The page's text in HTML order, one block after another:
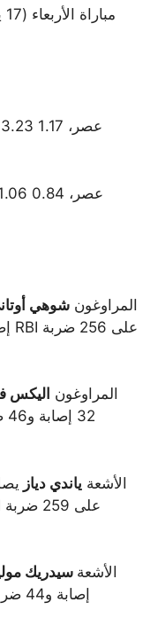
المراوغون شوهي
المراوغون اليكس
الأشعة ياندي دياز
الأشعة سيدريك
إصابة و44 ضربة على 207 ضربة مضرب